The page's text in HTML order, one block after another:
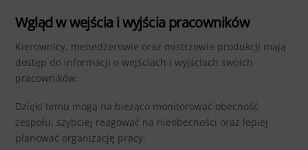
Wgląd w wejścia i wyjścia pracowników
Kierownicy, menedżerowie oraz mistrzowie produkcji mają
dostęp do informacji o wejściach i wyjściach swoich
pracowników.
Dzięki temu mogą na bieżąco monitorować obecność
zespołu, szybciej reagować na nieobecności oraz lepiej
planować organizację pracy.